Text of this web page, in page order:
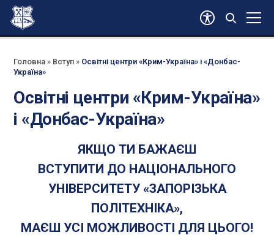
Головна » Вступ » Освітні центри «Крим-Україна» і «Донбас-
Україна»
Освітні центри «Крим-Україна»
і «Донбас-Україна»
ЯКЩО ТИ БАЖАЄШ
ВСТУПИТИ ДО НАЦІОНАЛЬНОГО
УНІВЕРСИТЕТУ «ЗАПОРІЗЬКА
ПОЛІТЕХНІКА»,
МАЄШ УСІ МОЖЛИВОСТІ ДЛЯ ЦЬОГО!